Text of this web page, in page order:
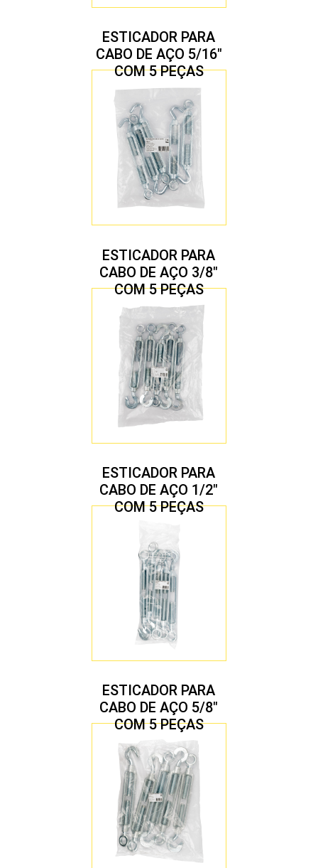
ESTICADOR PARA
CABO DE AÇO 5/16″
COM 5 PEÇAS
ESTICADOR PARA
CABO DE AÇO 3/8″
COM 5 PEÇAS
ESTICADOR PARA
CABO DE AÇO 1/2″
COM 5 PEÇAS
ESTICADOR PARA
CABO DE AÇO 5/8″
COM 5 PEÇAS